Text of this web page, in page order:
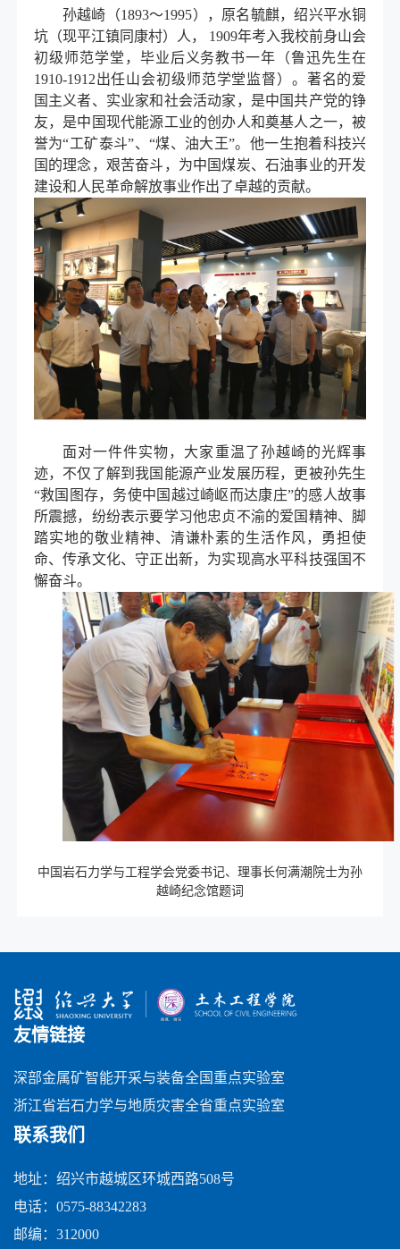
孙越崎 （1893～1995）
，原名毓麒，绍兴平水铜
坑（现平江镇同康村） 人， 1909年考入我校前身山会
初级师范学堂，毕业后义务教书一年（鲁迅先生在
1910-1912出任山会初级师范学堂监督）。著名的爱
国主义者、实业家和社会活动家，是中国共产党的铮
友，是中国现代能源工业的创办人和奠基人之一，被
誉为“工矿泰斗”、 “煤、油大王”。他一生抱着科技兴
国的理念，艰苦奋斗，为中国煤炭、石油事业的开发
建设和人民革命解放事业作出了卓越的贡献。
面对一件件实物，大家重温了孙越崎的光辉事
迹，不仅了解到我国能源产业发展历程，更被孙先生
“救国图存，务使中国越过崎岖而达康庄”的感人故事
所震撼，纷纷表示要学习他忠贞不渝的爱国精神、脚
踏实地的敬业精神、清谦朴素的生活作风，勇担使
命、传承文化、守正出新，为实现高水平科技强国不
懈奋斗。
中国岩石力学与工程学会党委书记、理事长何满潮院士为孙
越崎纪念馆题词
友情链接
深部金属矿智能开采与装备全国重点实验室
浙江省岩石力学与地质灾害全省重点实验室
联系我们
地址：绍兴市越城区环城西路508号
电话：0575-88342283
邮编：312000